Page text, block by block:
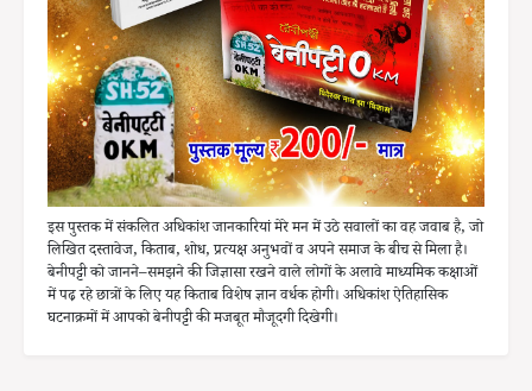
इस पुस्तक में संकलित अधिकांश जानकारियां मेरे मन में उठे सवालों का वह जवाब है, जो
लिखित दस्तावेज, किताब, शोध, प्रत्यक्ष अनुभवों व अपने समाज के बीच से मिला है।
बेनीपट्टी को जानने–समझने की जिज्ञासा रखने वाले लोगों के अलावे माध्यमिक कक्षाओं
में पढ़ रहे छात्रों के लिए यह किताब विशेष ज्ञान वर्धक होगी। अधिकांश ऐतिहासिक
घटनाक्रमों में आपको बेनीपट्टी की मजबूत मौजूदगी दिखेगी।